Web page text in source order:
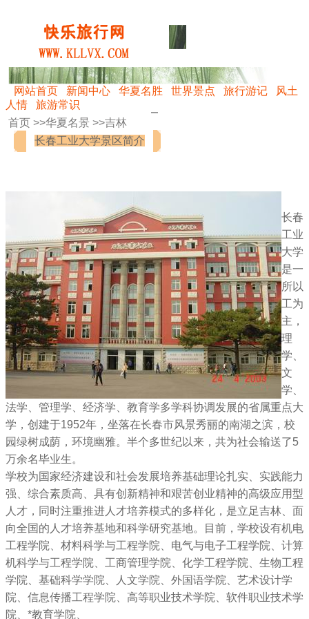
网站首页 新闻中心 华夏名胜 世界景点 旅行游记
风土
人情
旅游常识
首页 >>华夏名景 >>吉林
长春工业大学景区简介
长春
工业
大学
是一
所以
工为
主，
理
学、
文
学、
法学、管理学、经济学、教育学多学科协调发展的省属重点大
学，创建于1952年，坐落在长春市风景秀丽的南湖之滨，校
园绿树成荫，环境幽雅。半个多世纪以来，共为社会输送了5
万余名毕业生。
学校为国家经济建设和社会发展培养基础理论扎实、实践能力
强、综合素质高、具有创新精神和艰苦创业精神的高级应用型
人才，同时注重推进人才培养模式的多样化，是立足吉林、面
向全国的人才培养基地和科学研究基地。目前，学校设有机电
工程学院、材料科学与工程学院、电气与电子工程学院、计算
机科学与工程学院、工商管理学院、化学工程学院、生物工程
学院、基础科学学院、人文学院、外国语学院、艺术设计学
院、信息传播工程学院、高等职业技术学院、软件职业技术学
院、*教育学院、